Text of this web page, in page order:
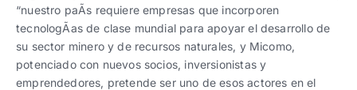
“nuestro paÃ­s requiere empresas que incorporen
tecnologÃ­as de clase mundial para apoyar el desarrollo de
su sector minero y de recursos naturales, y Micomo,
potenciado con nuevos socios, inversionistas y
emprendedores, pretende ser uno de esos actores en el